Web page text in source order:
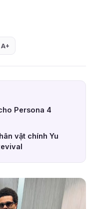
A+
Persona 4
vật chính Yu